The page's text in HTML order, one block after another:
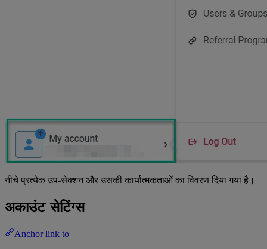
नीचे प्रत्येक उप-सेक्शन और उसकी कार्यात्मकताओं का विवरण दिया गया है।
अकाउंट सेटिंग्स
Anchor link to